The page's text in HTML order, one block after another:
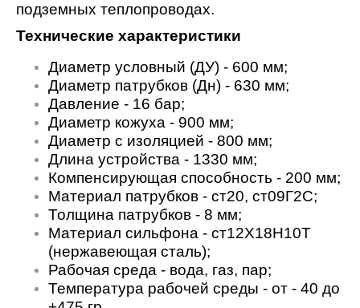
подземных теплопроводах.
Технические характеристики
Диаметр условный (ДУ) - 600 мм;
Диаметр патрубков (Дн) - 630 мм;
Давление - 16 бар;
Диаметр кожуха - 900 мм;
Диаметр с изоляцией - 800 мм;
Длина устройства - 1330 мм;
Компенсирующая способность - 200 мм;
Материал патрубков - ст20, ст09Г2С;
Толщина патрубков - 8 мм;
Материал сильфона - ст12Х18Н10Т
(нержавеющая сталь);
Рабочая среда - вода, газ, пар;
Температура рабочей среды - от - 40 до